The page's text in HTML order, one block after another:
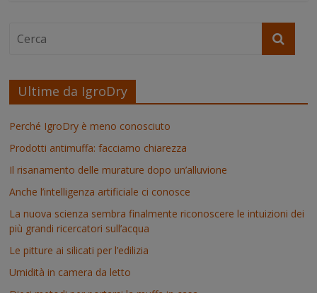
Ultime da IgroDry
Perché IgroDry è meno conosciuto
Prodotti antimuffa: facciamo chiarezza
Il risanamento delle murature dopo un’alluvione
Anche l’intelligenza artificiale ci conosce
La nuova scienza sembra finalmente riconoscere le intuizioni dei
più grandi ricercatori sull’acqua
Le pitture ai silicati per l’edilizia
Umidità in camera da letto